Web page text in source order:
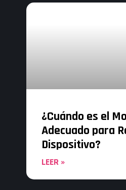
¿Cuándo es el
Adecuado para
Dispositivo?
LEER »